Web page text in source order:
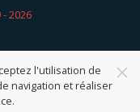
2026
l'utilisation de
navigation et réaliser